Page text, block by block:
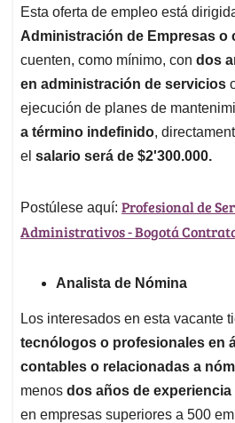
Esta oferta de empleo está
Administración de Empresas o
cuenten, como mínimo, con dos
en administración de servicios
ejecución de planes de
a término indefinido,
el salario será de $2'300.000.
Postúlese aquí: Profesional de
Administrativos - Bogotá
Analista de Nómina
Los interesados en esta vacante
tecnólogos o profesionales en
contables o relacionadas a
menos dos años de
en empresas superiores a 500